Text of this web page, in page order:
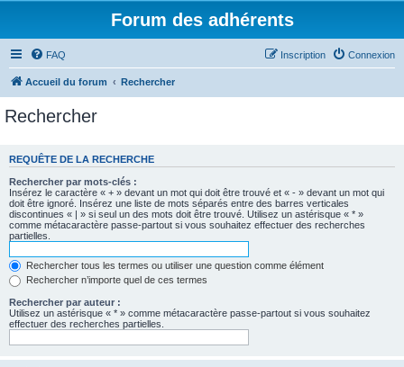
Forum des adhérents
FAQ Connexion
Inscription
Accueil du forum Rechercher
Rechercher
REQUÊTE DE LA RECHERCHE
Rechercher par mots-clés :
Insérez le caractère « + » devant un mot qui doit être trouvé et « - » devant un mot qui
doit être ignoré. Insérez une liste de mots séparés entre des barres verticales
discontinues « | » si seul un des mots doit être trouvé. Utilisez un astérisque « * »
comme métacaractère passe-partout si vous souhaitez effectuer des recherches
partielles.
Rechercher tous les termes ou utiliser une question comme élément
Rechercher n’importe quel de ces termes
Rechercher par auteur :
Utilisez un astérisque « * » comme métacaractère passe-partout si vous souhaitez
effectuer des recherches partielles.